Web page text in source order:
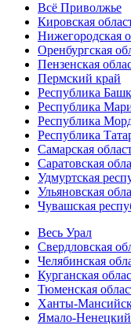
Всё Приволжье
Кировская
Нижегородская
Оренбургская
Пензенская
Пермский край
Республика
Республика
Республика
Республика
Самарская
Саратовская
Удмуртская
Ульяновская
Чувашская
Весь Урал
Свердловская
Челябинская
Курганская
Тюменская
Ханты-
Ямало-